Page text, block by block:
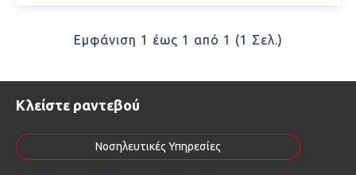
Εμφάνιση 1 έως 1 από 1 (1 Σελ.)
Κλείστε ραντεβού
Νοσηλευτικές Υπηρεσίες